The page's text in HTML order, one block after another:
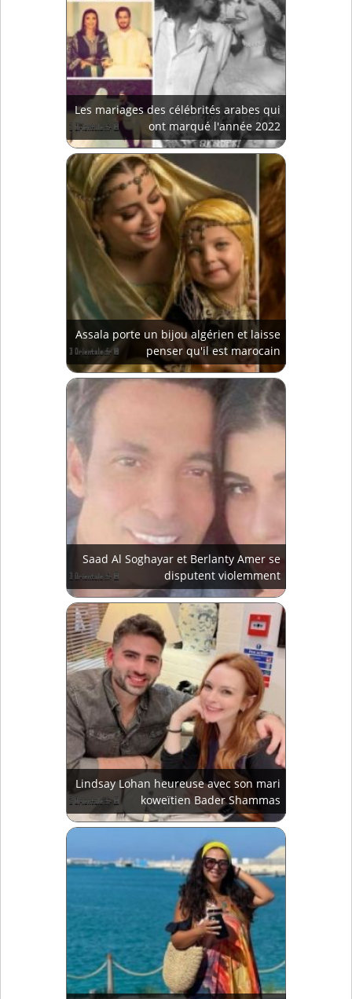
Les mariages des célébrités arabes qui
ont marqué l'année 2022
Assala porte un bijou algérien et laisse
penser qu'il est marocain
Saad Al Soghayar et Berlanty Amer se
disputent violemment
Lindsay Lohan heureuse avec son mari
koweïtien Bader Shammas